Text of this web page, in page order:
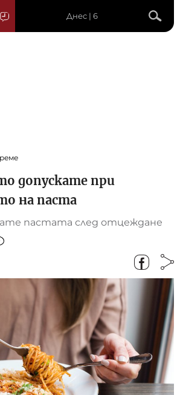
Днес | 6
допускате при
на паста
пастата след отцеждане